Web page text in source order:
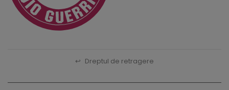
↩ Dreptul de retragere